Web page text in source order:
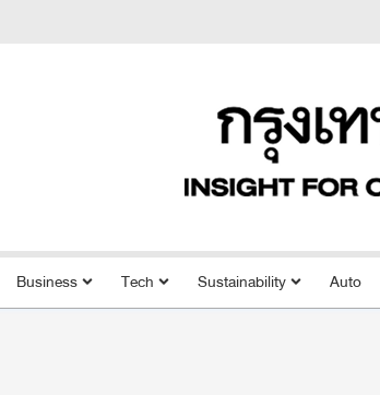
Business Tech Sustainability Auto